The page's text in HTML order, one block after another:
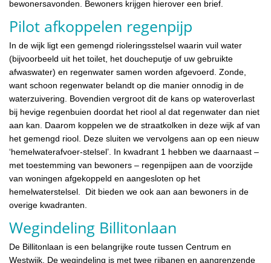
bewonersavonden. Bewoners krijgen hierover een brief.
Pilot afkoppelen regenpijp
In de wijk ligt een gemengd rioleringsstelsel waarin vuil water
(bijvoorbeeld uit het toilet, het doucheputje of uw gebruikte
afwaswater) en regenwater samen worden afgevoerd. Zonde,
want schoon regenwater belandt op die manier onnodig in de
waterzuivering. Bovendien vergroot dit de kans op wateroverlast
bij hevige regenbuien doordat het riool al dat regenwater dan niet
aan kan. Daarom koppelen we de straatkolken in deze wijk af van
het gemengd riool. Deze sluiten we vervolgens aan op een nieuw
‘hemelwaterafvoer-stelsel’. In kwadrant 1 hebben we daarnaast –
met toestemming van bewoners – regenpijpen aan de voorzijde
van woningen afgekoppeld en aangesloten op het
hemelwaterstelsel. Dit bieden we ook aan aan bewoners in de
overige kwadranten.
Wegindeling Billitonlaan
De Billitonlaan is een belangrijke route tussen Centrum en
Westwijk. De wegindeling is met twee rijbanen en aangrenzende